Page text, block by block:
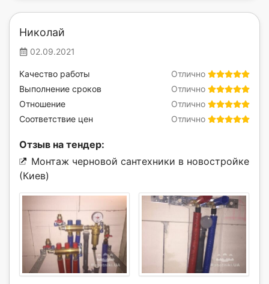
Николай
02.09.2021
Отлично
Качество работы
Отлично
Выполнение сроков
Отлично
Отношение
Отлично
Соответствие цен
Отзыв на тендер:
Монтаж черновой сантехники в новостройке
(Киев)